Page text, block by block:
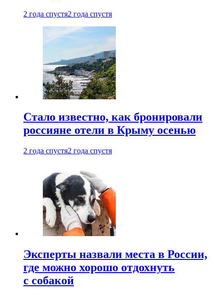
2 года спустя2 года спустя
Стало известно, как бронировали
россияне отели в Крыму осенью
2 года спустя2 года спустя
Эксперты назвали места в России,
где можно хорошо отдохнуть
с собакой